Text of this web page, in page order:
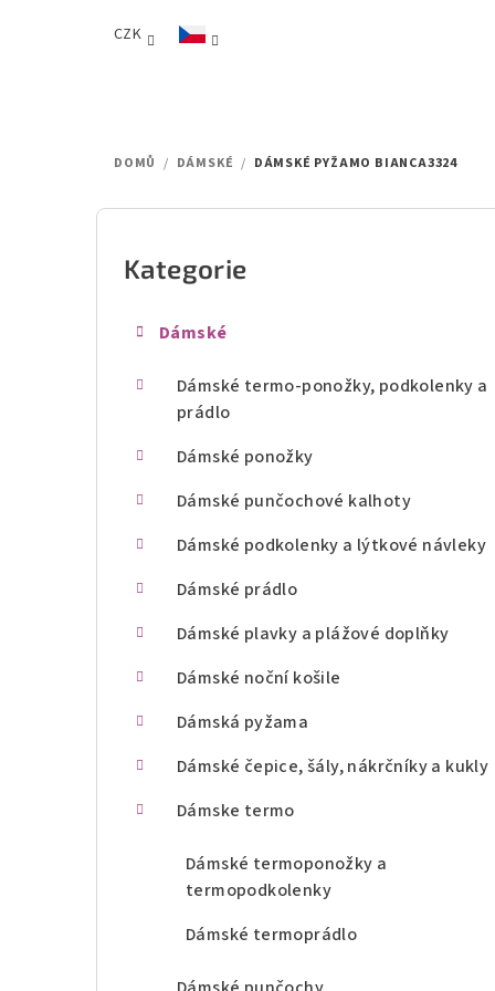
CZK
DOMŮ / DÁMSKÉ / DÁMSKÉ PYŽAMO BIANCA3324
Přeskočit
kategorie
Kategorie
Dámské
Dámské termo-ponožky, podkolenky a
prádlo
Dámské ponožky
Dámské punčochové kalhoty
Dámské podkolenky a lýtkové návleky
Dámské prádlo
Dámské plavky a plážové doplňky
Dámské noční košile
Dámská pyžama
Dámské čepice, šály, nákrčníky a kukly
Dámske termo
Dámské termoponožky a
termopodkolenky
Dámské termoprádlo